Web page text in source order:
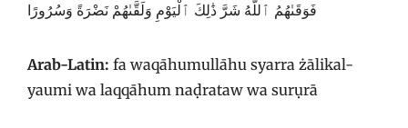
فَوَقَىٰهُمُ ٱللَّهُ شَرَّ ذَٰلِكَ ٱلْيَوْمِ وَلَقَّىٰهُمْ نَضْرَةً وَسُرُورًا
Arab-Latin: fa waqāhumullāhu syarra żālikal-
yaumi wa laqqāhum naḍrataw wa surụrā